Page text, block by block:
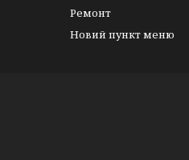
Ремонт
Новий пункт меню